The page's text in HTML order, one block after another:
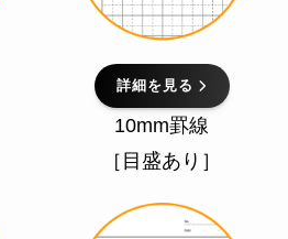
詳細を見る
10mm罫線
［目盛あり］